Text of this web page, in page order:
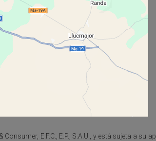
E.F.C., E.P., S.A.U., y está sujeta a